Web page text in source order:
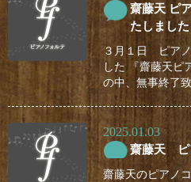
齋藤天 ピ
たしました
３月１日 ピア
した 『齋藤天ピ
の中、無事終了
2025.01.03
齋藤天 ピ
齋藤天のピアノ